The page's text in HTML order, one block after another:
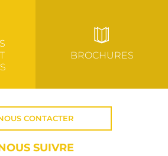
BROCHURES
CONTACTER
SUIVRE